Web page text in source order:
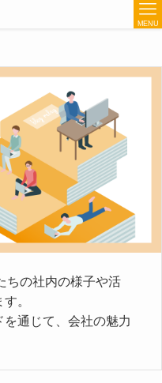
MENU
ちの社内の様子や活
。
通じて、会社の魅力